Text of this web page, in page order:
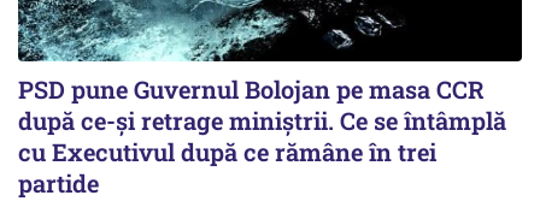
PSD pune Guvernul Bolojan pe masa CCR
după ce-și retrage miniștrii. Ce se întâmplă
cu Executivul după ce rămâne în trei
partide